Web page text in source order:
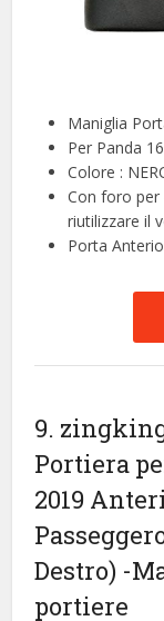
Maniglia
Per Panda
Colore :
Con foro
riutilizzare il
Porta
9.
Portiera
2019
Destro) -
portiere